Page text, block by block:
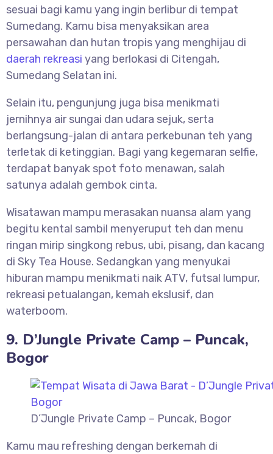
sesuai bagi kamu yang ingin berlibur di tempat
Sumedang. Kamu bisa menyaksikan area
persawahan dan hutan tropis yang menghijau di
daerah rekreasi yang berlokasi di Citengah,
Sumedang Selatan ini.
Selain itu, pengunjung juga bisa menikmati
jernihnya air sungai dan udara sejuk, serta
berlangsung-jalan di antara perkebunan teh yang
terletak di ketinggian. Bagi yang kegemaran selfie,
terdapat banyak spot foto menawan, salah
satunya adalah gembok cinta.
Wisatawan mampu merasakan nuansa alam yang
begitu kental sambil menyeruput teh dan menu
ringan mirip singkong rebus, ubi, pisang, dan kacang
di Sky Tea House. Sedangkan yang menyukai
hiburan mampu menikmati naik ATV, futsal lumpur,
rekreasi petualangan, kemah ekslusif, dan
waterboom.
9. D’Jungle Private Camp – Puncak,
Bogor
D’Jungle Private Camp – Puncak, Bogor
Kamu mau refreshing dengan berkemah di